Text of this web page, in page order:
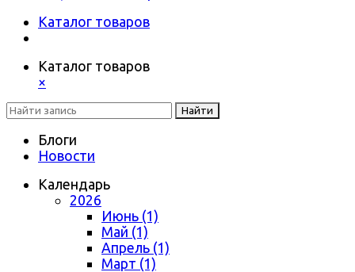
Каталог товаров
Каталог товаров
×
Найти
Блоги
Новости
Календарь
2026
Июнь (1)
Май (1)
Апрель (1)
Март (1)